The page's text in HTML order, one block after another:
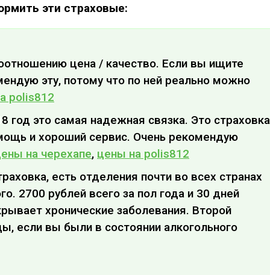
эти страховые:
цена / качество. Если вы ищите
эту, потому что по ней реально можно
polis812
год это самая надежная связка. Это страховка
и хороший сервис. Очень рекомендую
на черехапе, цены на polis812
есть отделения почти во всех странах
2700 рублей всего за пол года и 30 дней
хронические заболевания. Второй
если вы были в состоянии алкогольного